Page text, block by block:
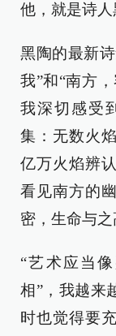
他，就是诗人
黑陶的最新
我”和“南方
我深切感受
集：无数火
亿万火焰辨
看见南方的
密，生命与之
“艺术应当
相”，我越来
时也觉得要